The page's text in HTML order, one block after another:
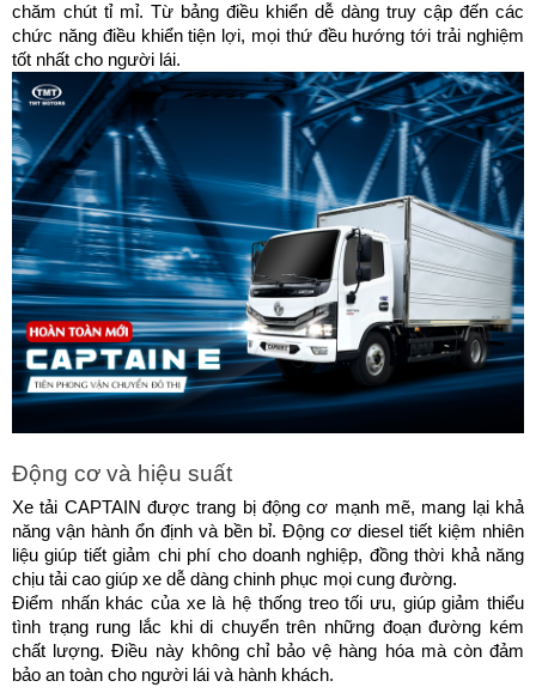
chăm chút tỉ mỉ. Từ bảng điều khiển dễ dàng truy cập đến các
chức năng điều khiển tiện lợi, mọi thứ đều hướng tới trải nghiệm
tốt nhất cho người lái.
Động cơ và hiệu suất
Xe tải CAPTAIN được trang bị động cơ mạnh mẽ, mang lại khả
năng vận hành ổn định và bền bỉ. Động cơ diesel tiết kiệm nhiên
liệu giúp tiết giảm chi phí cho doanh nghiệp, đồng thời khả năng
chịu tải cao giúp xe dễ dàng chinh phục mọi cung đường.
Điểm nhấn khác của xe là hệ thống treo tối ưu, giúp giảm thiểu
tình trạng rung lắc khi di chuyển trên những đoạn đường kém
chất lượng. Điều này không chỉ bảo vệ hàng hóa mà còn đảm
bảo an toàn cho người lái và hành khách.